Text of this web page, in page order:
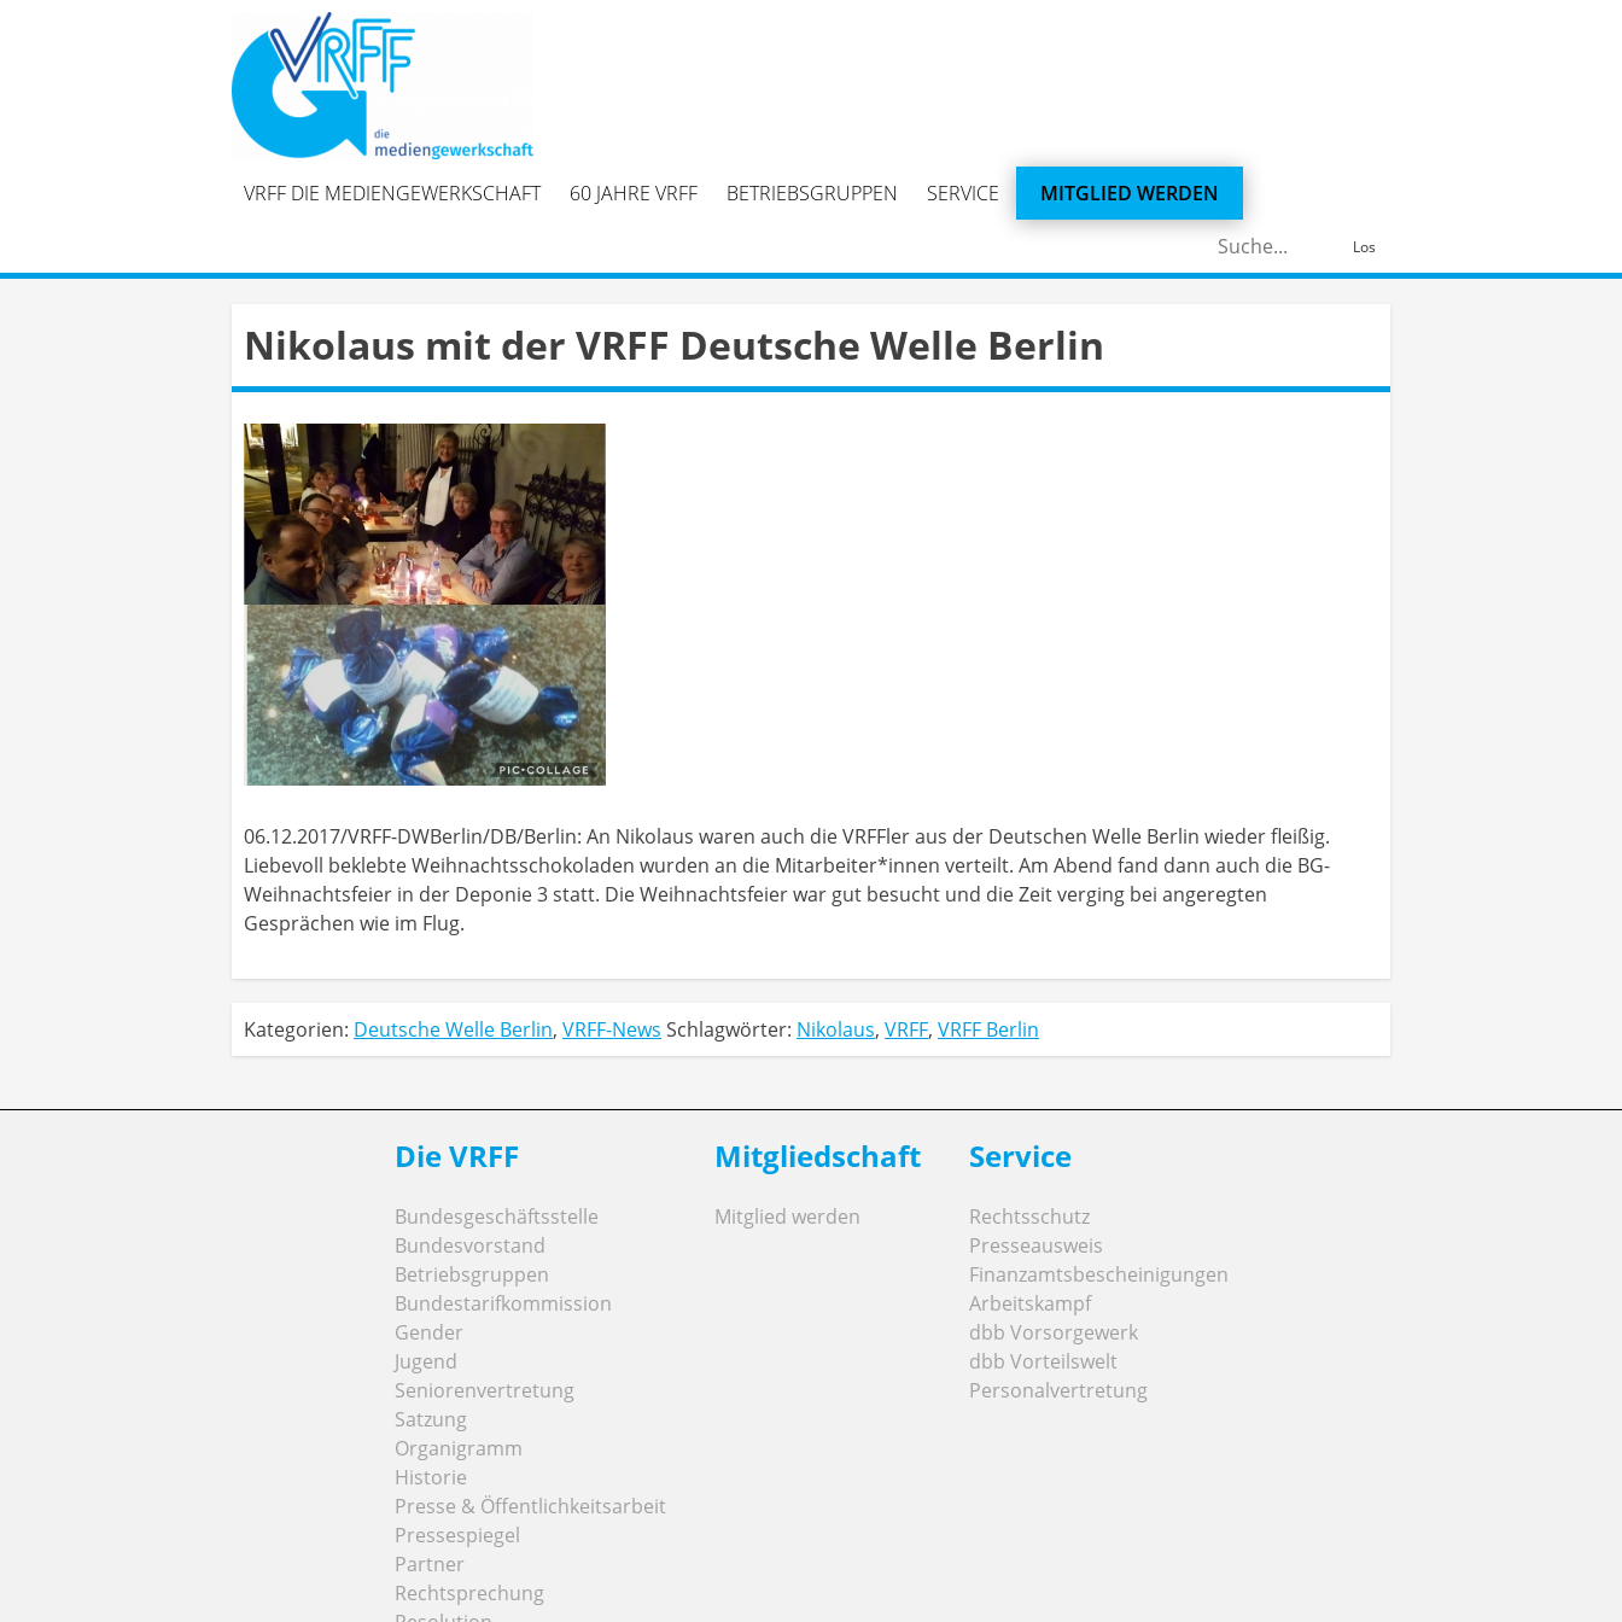
VRFF DIE MEDIENGEWERKSCHAFT 60 JAHRE VRFF BETRIEBSGRUPPEN SERVICE
MITGLIED WERDEN
Los
Nikolaus mit der VRFF Deutsche Welle Berlin
06.12.2017/VRFF-DWBerlin/DB/Berlin: An Nikolaus waren auch die VRFFler aus der Deutschen Welle Berlin wieder fleißig.
Liebevoll beklebte Weihnachtsschokoladen wurden an die Mitarbeiter*innen verteilt. Am Abend fand dann auch die BG-
Weihnachtsfeier in der Deponie 3 statt. Die Weihnachtsfeier war gut besucht und die Zeit verging bei angeregten
Gesprächen wie im Flug.
Kategorien: Deutsche Welle Berlin, VRFF-News Schlagwörter: Nikolaus, VRFF, VRFF Berlin
Die VRFF
Bundesgeschäftsstelle
Bundesvorstand
Betriebsgruppen
Bundestarifkommission
Gender
Jugend
Seniorenvertretung
Satzung
Organigramm
Historie
Presse & Öffentlichkeitsarbeit
Pressespiegel
Partner
Rechtsprechung
Mitgliedschaft
Mitglied werden
Service
Rechtsschutz
Presseausweis
Finanzamtsbescheinigungen
Arbeitskampf
dbb Vorsorgewerk
dbb Vorteilswelt
Personalvertretung